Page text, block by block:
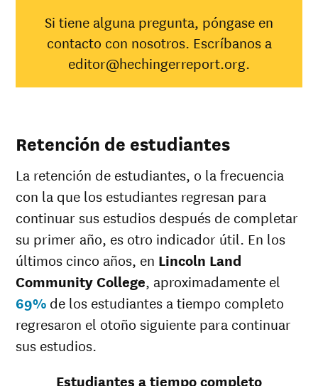
americano/
Nativo de
Alaska
33%
Asiática 43%
Negro
21%
35%
Hawaii/
pacífico
100%
Blanca
Múltiples
razas
36%
36%
Raza
desconocida
42% 34%
Si tiene alguna pregunta, póngase en
contacto con nosotros. Escríbanos a
editor@hechingerreport.org.
Retención de estudiantes
La retención de estudiantes, o la frecuencia
con la que los estudiantes regresan para
continuar sus estudios después de completar
su primer año, es otro indicador útil. En los
últimos cinco años, en Lincoln Land
Community College, aproximadamente el
69% de los estudiantes a tiempo completo
regresaron el otoño siguiente para continuar
sus estudios.
Estudiantes a tiempo completo